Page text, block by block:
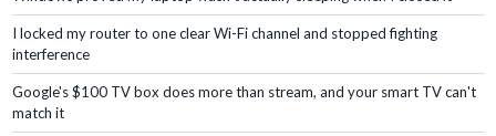
I locked my router to one clear Wi-Fi channel and stopped fighting
interference
Google's $100 TV box does more than stream, and your smart TV can't
match it